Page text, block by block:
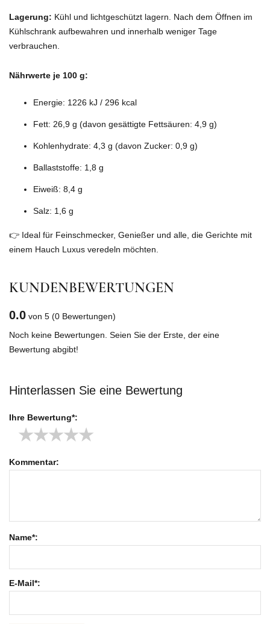
Lagerung: Kühl und lichtgeschützt lagern. Nach dem Öffnen im
Kühlschrank aufbewahren und innerhalb weniger Tage
verbrauchen.
Nährwerte je 100 g:
Energie: 1226 kJ / 296 kcal
Fett: 26,9 g (davon gesättigte Fettsäuren: 4,9 g)
Kohlenhydrate: 4,3 g (davon Zucker: 0,9 g)
Ballaststoffe: 1,8 g
Eiweiß: 8,4 g
Salz: 1,6 g
👉 Ideal für Feinschmecker, Genießer und alle, die Gerichte mit
einem Hauch Luxus veredeln möchten.
KUNDENBEWERTUNGEN
0.0 von 5 (0 Bewertungen)
Noch keine Bewertungen. Seien Sie der Erste, der eine
Bewertung abgibt!
Hinterlassen Sie eine Bewertung
Ihre Bewertung*:
★
★
★
★
★
Kommentar:
Name*:
E-Mail*: